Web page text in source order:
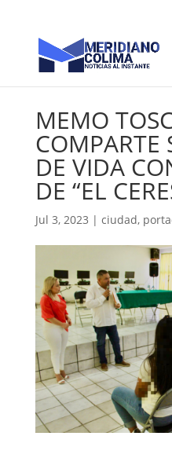
MEMO
COMPARTE
DE VIDA
DE “EL
Jul 3, 2023 | ciudad,